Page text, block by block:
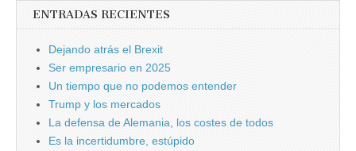
ENTRADAS RECIENTES
Dejando atrás el Brexit
Ser empresario en 2025
Un tiempo que no podemos entender
Trump y los mercados
La defensa de Alemania, los costes de todos
Es la incertidumbre, estúpido